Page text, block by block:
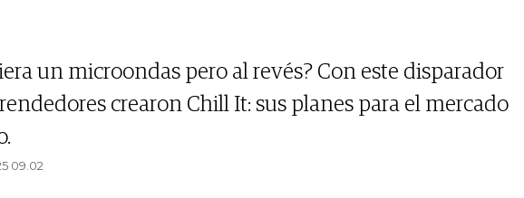
un microondas pero al revés? Con este disparador
crearon Chill It: sus planes para el mercado
09.02